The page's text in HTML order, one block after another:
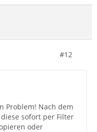
#12
Problem! Nach dem
sofort per Filter
oder